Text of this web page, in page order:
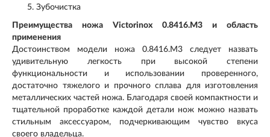
Зубочистка
Преимущества ножа Victorinox 0.8416.M3 и область
применения
Достоинством модели ножа 0.8416.M3 следует назвать
удивительную легкость при высокой степени
функциональности и использовании проверенного,
достаточно тяжелого и прочного сплава для изготовления
металлических частей ножа. Благодаря своей компактности и
тщательной проработке каждой детали нож можно назвать
стильным аксессуаром, подчеркивающим чувство вкуса
своего владельца.